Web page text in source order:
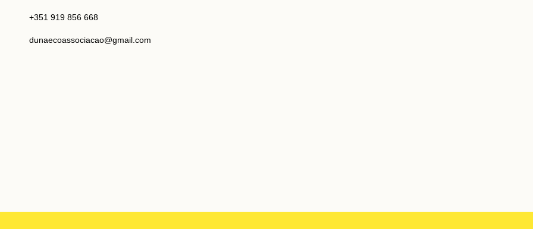
+351 919 856 668
dunaecoassociacao@gmail.com